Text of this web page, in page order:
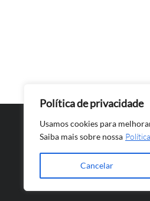
Política de privacidade
Usamos cookies para
Saiba mais sobre nossa
Cancelar